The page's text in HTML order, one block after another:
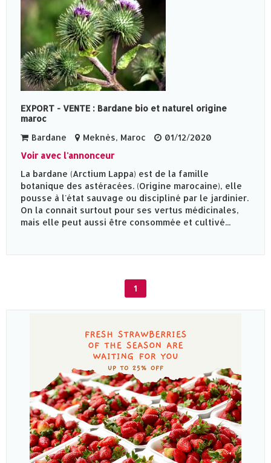
EXPORT - VENTE : Bardane bio et naturel origine
maroc
Bardane
Meknès‎, Maroc
01/12/2020
Voir avec l'annonceur
La bardane (Arctium Lappa) est de la famille
botanique des astéracées. (Origine marocaine), elle
pousse à l'état sauvage ou discipliné par le jardinier.
On la connait surtout pour ses vertus médicinales,
mais elle peut aussi être consommée et cultivé...
1